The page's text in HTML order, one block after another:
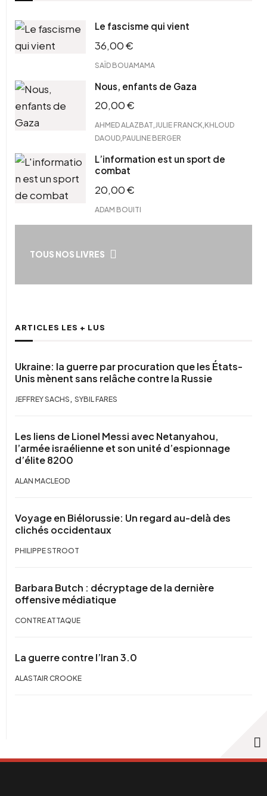
Le fascisme qui vient
36,00€
SAÏD BOUAMAMA
Nous, enfants de Gaza
20,00€
AHMED ALAZBAT JULIE FRANCK KHLOUD
DAOUD PAULINE BERGER
L’information est un sport de
combat
20,00€
ADAM BOUITI
TOUS NOS LIVRES
ARTICLES LES + LUS
Ukraine: la guerre par procuration que les États-
Unis mènent sans relâche contre la Russie
JEFFREY SACHS , SYBIL FARES
Les liens de Lionel Messi avec Netanyahou,
l’armée israélienne et son unité d’espionnage
d’élite 8200
ALAN MACLEOD
Voyage en Biélorussie: Un regard au-delà des
clichés occidentaux
PHILIPPE STROOT
Barbara Butch : décryptage de la dernière
offensive médiatique
CONTRE ATTAQUE
La guerre contre l’Iran 3.0
ALASTAIR CROOKE